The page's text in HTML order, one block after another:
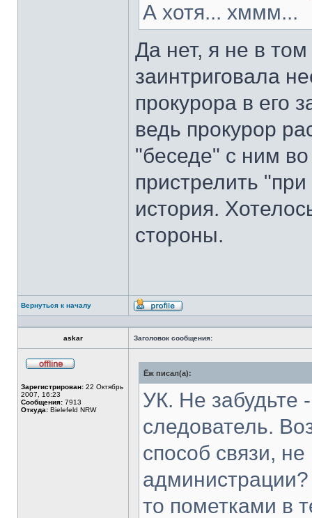
А хотя... хммм...
Да нет, я не в
заинтриговала
прокурора в его
ведь прокурор
"беседе" с ним
пристрелить
история.
стороны.
Вернуться к началу
Профиль
askar Заголовок сообщения:
сети
Зарегистрирован: 22 Октябрь
2007, 16:23
Сообщения: 7913
Откуда: Bielefeld NRW
Ёж писал(а):
УК. Не
следователь.
способ связи,
то пометками в